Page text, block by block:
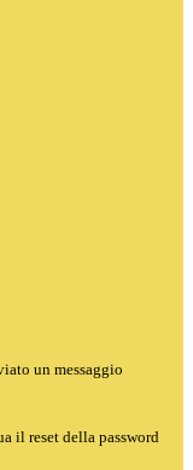
un messaggio
il reset della password